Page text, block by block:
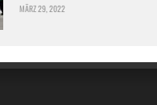
MÄRZ 29, 2022